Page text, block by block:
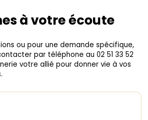
à votre écoute
ou pour une demande spécifique,
par téléphone au 02 51 33 52
votre allié pour donner vie à vos